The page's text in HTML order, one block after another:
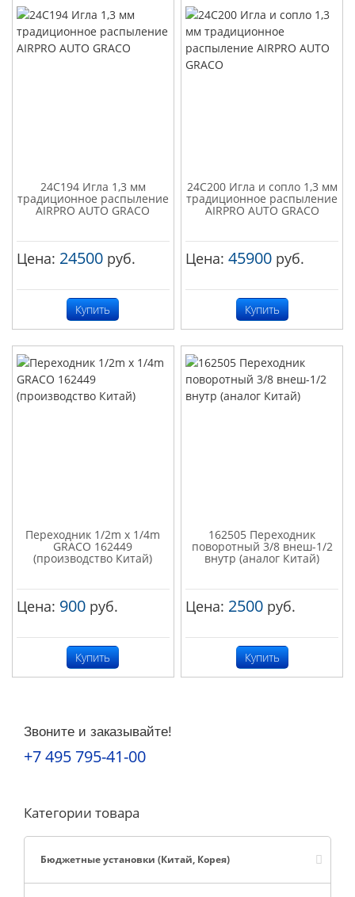
Звоните и заказывайте!
+7 495 795-41-00
Категории товара
Бюджетные установки (Китай, Корея)
24C194 Игла 1,3 мм
традиционное распыление
AIRPRO AUTO GRACO
Цена: 24500 руб.
Купить
24C200 Игла и сопло 1,3 мм
традиционное распыление
AIRPRO AUTO GRACO
Цена:45900 руб.
Купить
Переходник 1/2m x 1/4m
GRACO 162449
(производство Китай)
Цена: 900 руб.
Купить
162505 Переходник
поворотный 3/8 внеш-1/2
внутр (аналог Китай)
Цена: 2500 руб.
Купить